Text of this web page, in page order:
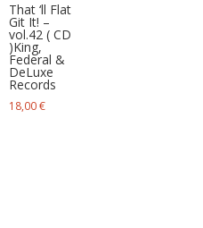
That ‘ll Flat
Git It! –
vol.42 ( CD
) King,
Federal &
DeLuxe
Records
18,00€